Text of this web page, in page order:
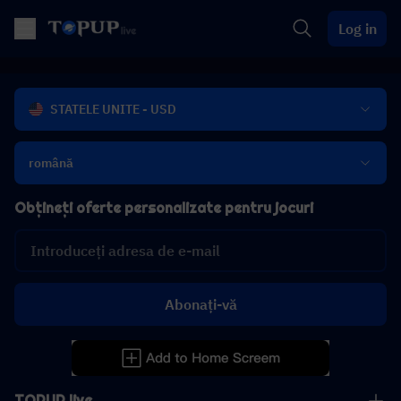
Log in
STATELE UNITE - USD
română
Obțineți oferte personalizate pentru jocuri
Abonați-vă